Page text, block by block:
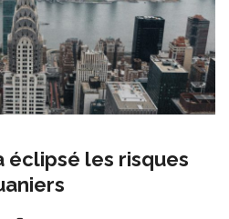
éclipsé les risques